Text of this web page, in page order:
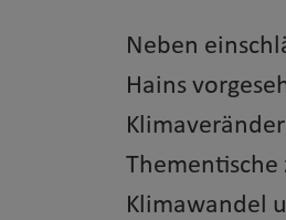
Neben
Hains
Thementische
Klimawandel